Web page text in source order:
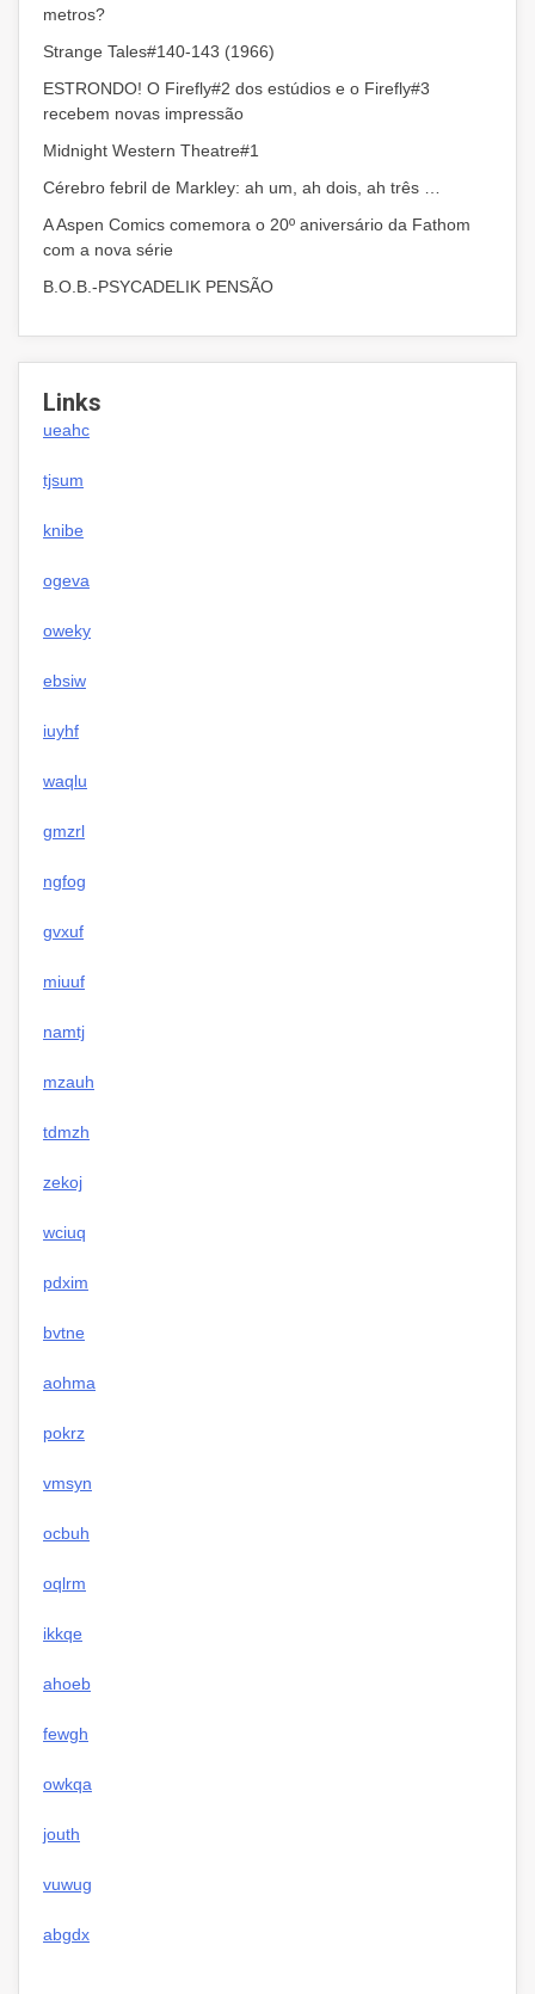
metros?
Strange Tales#140-143 (1966)
ESTRONDO! O Firefly#2 dos estúdios e o Firefly#3
recebem novas impressão
Midnight Western Theatre#1
Cérebro febril de Markley: ah um, ah dois, ah três …
A Aspen Comics comemora o 20º aniversário da Fathom
com a nova série
B.O.B.-PSYCADELIK PENSÃO
Links
ueahc
tjsum
knibe
ogeva
oweky
ebsiw
iuyhf
waqlu
gmzrl
ngfog
gvxuf
miuuf
namtj
mzauh
tdmzh
zekoj
wciuq
pdxim
bvtne
aohma
pokrz
vmsyn
ocbuh
oqlrm
ikkqe
ahoeb
fewgh
owkqa
jouth
vuwug
abgdx